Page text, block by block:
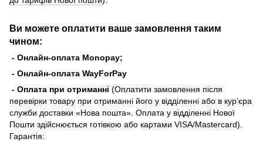
Ви можете оплатити ваше замовлення таким
чином:
- Онлайн-оплата Monopay;
- Онлайн-оплата WayForPay
- Оплата при отриманні (Оплатити замовлення після
перевірки товару при отриманні його у відділенні або в кур’єра
служби доставки «Нова пошта». Оплата у відділенні Нової
Пошти здійснюється готівкою або картами VISA/Mastercard).
Гарантія: